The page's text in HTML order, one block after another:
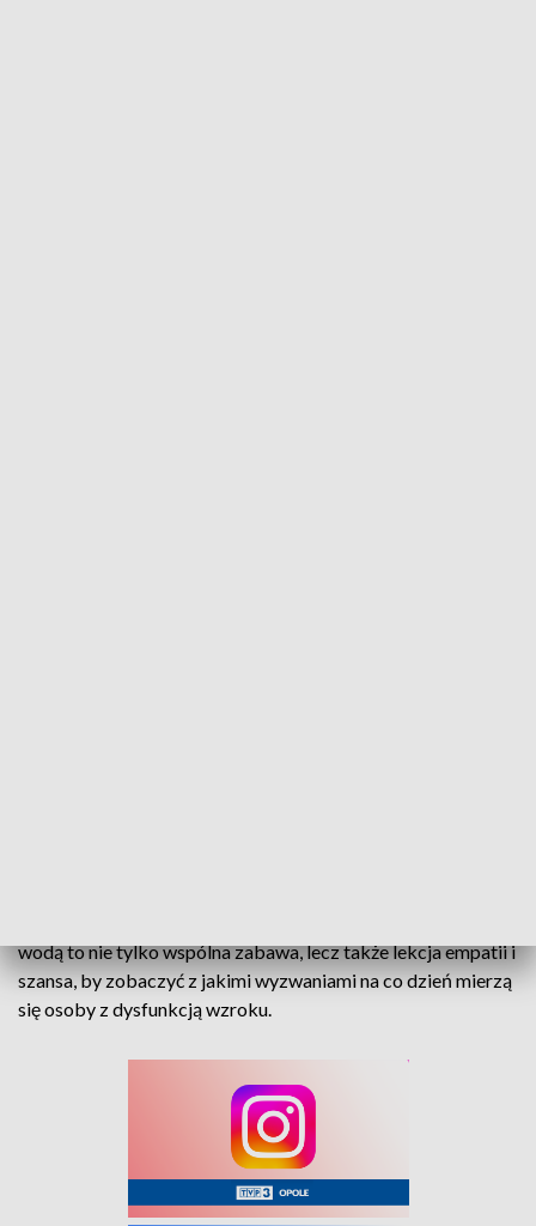
wodą to nie tylko wspólna zabawa, lecz także lekcja empatii i
szansa, by zobaczyć z jakimi wyzwaniami na co dzień mierzą
się osoby z dysfunkcją wzroku.